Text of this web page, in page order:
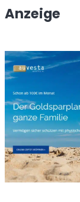
Anzeige